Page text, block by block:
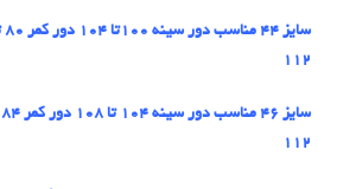
112
112